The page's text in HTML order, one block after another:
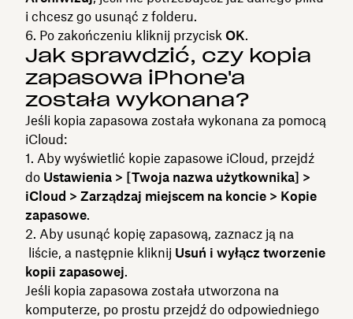
i chcesz go usunąć z folderu.
Po zakończeniu kliknij przycisk OK.
Jak sprawdzić, czy kopia
zapasowa iPhone'a
została wykonana?
Jeśli kopia zapasowa została wykonana za pomocą
iCloud:
Aby wyświetlić kopie zapasowe iCloud, przejdź
do Ustawienia > [Twoja nazwa użytkownika] >
iCloud > Zarządzaj miejscem na koncie > Kopie
zapasowe.
Aby usunąć kopię zapasową, zaznacz ją na
liście, a następnie kliknij Usuń i wyłącz tworzenie
kopii zapasowej.
Jeśli kopia zapasowa została utworzona na
komputerze, po prostu przejdź do odpowiedniego